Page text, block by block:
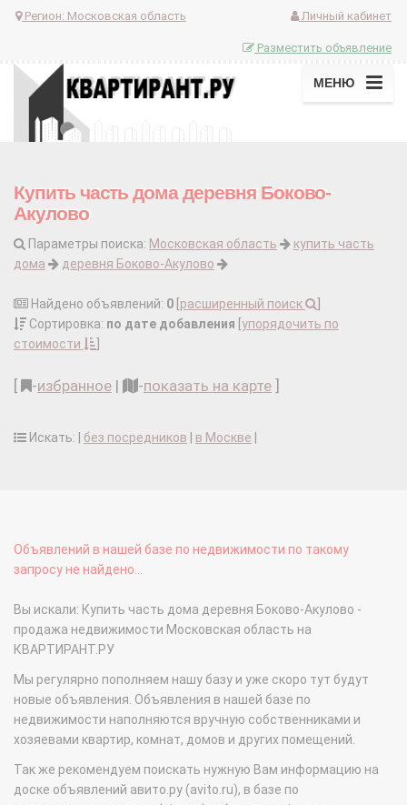
Регион: Московская область Личный кабинет
Разместить объявление
МЕНЮ
Купить часть дома деревня Боково-
Акулово
Параметры поиска: Московская область
купить часть
дома
деревня Боково-Акулово
Найдено объявлений: 0 расширенный поиск
Сортировка: по дате добавления упорядочить по
стоимости
-избранное | -показать на карте
Искать: | без посредников в Москве
Объявлений в нашей базе по недвижимости по такому
запросу не найдено...
Вы искали: Купить часть дома деревня Боково-Акулово -
продажа недвижимости Московская область на
КВАРТИРАНТ.РУ
Мы регулярно пополняем нашу базу и уже скоро тут будут
новые объявления. Объявления в нашей базе по
недвижимости наполняются вручную собственниками и
хозяевами квартир, комнат, домов и других помещений.
Так же рекомендуем поискать нужную Вам информацию на
доске объявлений авито.ру (avito.ru), в базе по